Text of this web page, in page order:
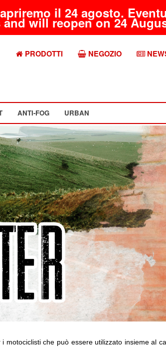
il 24 agosto.
will reopen on 24
PRODOTTI NEGOZIO
ANTI-FOG URBAN
motociclisti che può essere utilizzato insieme al